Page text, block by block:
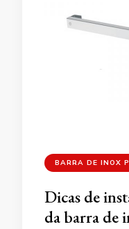
BARRA DE INOX
Dicas de
da barra de